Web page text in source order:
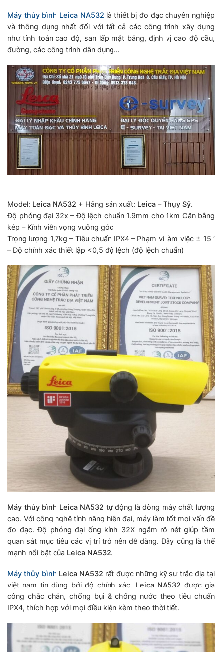
Máy thủy bình Leica NA532 là thiết bị đo đạc chuyên nghiệp
và thông dụng nhất đối với tất cả các công trình xây dựng
như tính toán cao độ, san lấp mặt bằng, định vị cao độ cầu,
đường, các công trình dân dụng…
Model: Leica NA532 + Hãng sản xuất: Leica – Thụy Sỹ.
Độ phóng đại 32x – Độ lệch chuẩn 1.9mm cho 1km Cân bằng
kép – Kính viễn vọng vuông góc
Trọng lượng 1,7kg – Tiêu chuẩn IPX4 – Phạm vi làm việc ± 15 ‘
– Độ chính xác thiết lập <0,5 độ lệch (độ lệch chuẩn)
Máy thủy bình Leica NA532 tự động là dòng máy chất lượng
cao. Với công nghệ tính năng hiện đại, máy làm tốt mọi vấn đề
đo đạc. Độ phóng đại ống kính 32X ngắm rõ nét giúp tầm
quan sát mục tiêu các vị trí trở nên dễ dàng. Đây cũng là thế
mạnh nổi bật của Leica NA532.
Máy thủy bình Leica NA532 rất được những kỹ sư trắc địa tại
việt nam tin dùng bởi độ chính xác. Leica NA532 được gia
công chắc chắn, chống bụi & chống nước theo tiêu chuẩn
IPX4, thích hợp với mọi điều kiện kèm theo thời tiết.